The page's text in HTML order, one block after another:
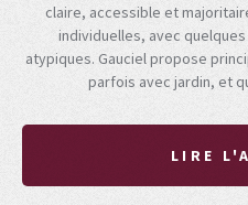
claire, accessible et
individuelles, avec
atypiques. Gauciel propose
parfois avec jardin, et
LIRE